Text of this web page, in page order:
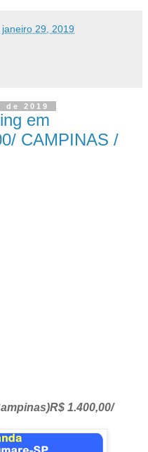
29, 2019
2019
em
CAMPINAS /
1.400,00/